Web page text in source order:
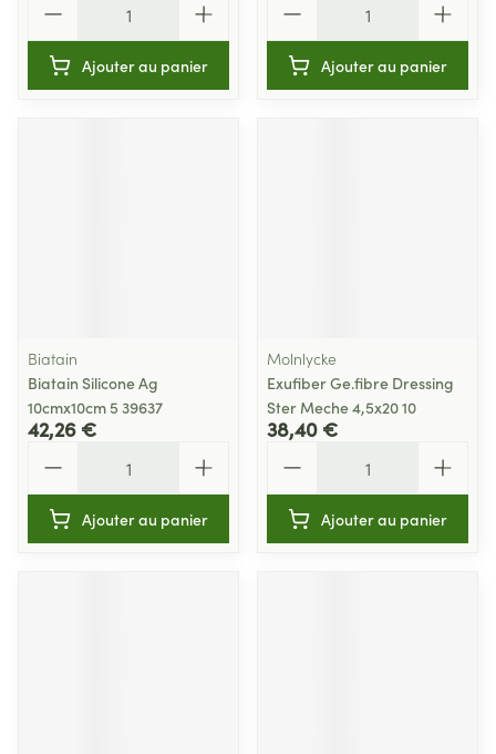
Ajouter au panier Ajouter au panier
Biatain
Biatain Silicone Ag
10cmx10cm 5 39637
42,26 €
Ajouter au panier
Molnlycke
Exufiber Ge.fibre Dressing
Ster Meche 4,5x20 10
38,40 €
Ajouter au panier